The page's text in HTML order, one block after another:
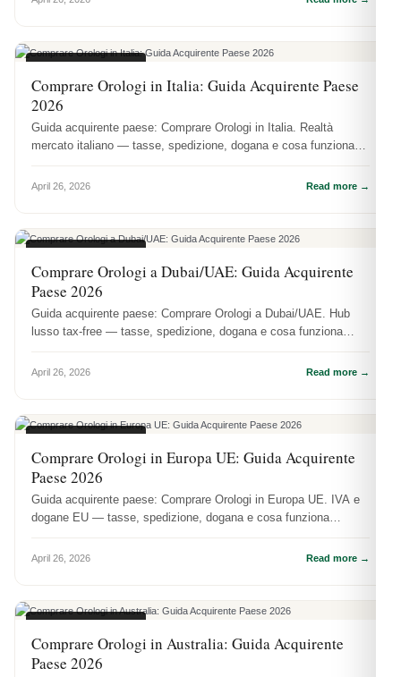
Comprare Orologi in Italia: Guida Acquirente Paese
2026
Guida acquirente paese: Comprare Orologi in Italia. Realtà
mercato italiano — tasse, spedizione, dogana e cosa funziona
April 26, 2026 Read more →
Comprare Orologi a Dubai/UAE: Guida Acquirente
Paese 2026
Guida acquirente paese: Comprare Orologi a Dubai/UAE. Hub
lusso tax-free — tasse, spedizione, dogana e cosa funziona
April 26, 2026 Read more →
Comprare Orologi in Europa UE: Guida Acquirente
Paese 2026
Guida acquirente paese: Comprare Orologi in Europa UE. IVA e
dogane EU — tasse, spedizione, dogana e cosa funziona
April 26, 2026 Read more →
Comprare Orologi in Australia: Guida Acquirente
Paese 2026